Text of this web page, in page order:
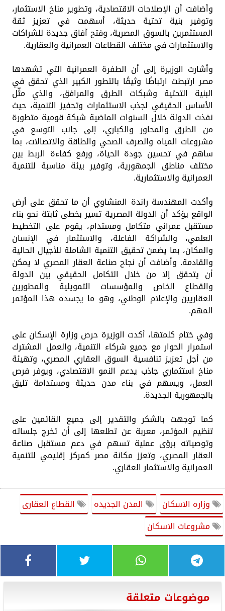
وأضافت أن الإصلاحات الاقتصادية، وتطوير مناخ الاستثمار،
وتوفير بنية تحتية حديثة، أسهمت في تعزيز ثقة
المستثمرين بالسوق المصرية، وفتح آفاق جديدة للشراكات
والاستثمارات في مختلف القطاعات العمرانية والعقارية.
وأشارت الوزيرة إلى أن الطفرة العمرانية التي تشهدها
مصر ارتبطت ارتباطًا وثيقًا بالتطور الكبير الذي تحقق في
البنية التحتية وشبكات الطرق والمرافق، والذي مثّل
الأساس الحقيقي لجذب الاستثمارات وتحفيز التنمية، حيث
نفذت الدولة خلال السنوات الماضية شبكة قومية متطورة
من الطرق والمحاور والكباري، إلى جانب التوسع في
مشروعات المياه والصرف الصحي والطاقة والاتصالات، بما
ساهم في تحسين جودة الحياة، ورفع كفاءة الربط بين
مختلف مناطق الجمهورية، وتوفير بيئة مناسبة للتنمية
العمرانية والاستثمارية.
وأكدت المهندسة راندة المنشاوي أن ما تحقق على أرض
الواقع يؤكد أن الدولة المصرية تسير بخطى ثابتة نحو بناء
مستقبل عمراني متكامل ومستدام، يقوم على التخطيط
العلمي، والشراكة الفاعلة، والاستثمار في الإنسان
والمكان، بما يضمن تحقيق التنمية الشاملة للأجيال الحالية
والقادمة. وأضافت أن نجاح صناعة العقار المصري لا يمكن
أن يتحقق إلا من خلال التكامل الحقيقي بين الدولة
والقطاع الخاص والمؤسسات التمويلية والمطورين
العقاريين والإعلام الوطني، وهو ما يجسده هذا المؤتمر
المهم.
وفي ختام كلمتها، أكدت الوزيرة حرص وزارة الإسكان على
استمرار الحوار مع جميع شركاء التنمية، والعمل المشترك
من أجل تعزيز تنافسية السوق العقاري المصري، وتهيئة
مناخ استثماري جاذب يدعم النمو الاقتصادي، ويوفر فرص
العمل، ويسهم في بناء مدن حديثة ومستدامة تليق
بالجمهورية الجديدة.
كما توجهت بالشكر والتقدير إلى جميع القائمين على
تنظيم المؤتمر، معربة عن تطلعها إلى أن تخرج جلساته
وتوصياته برؤى عملية تسهم في دعم مستقبل صناعة
العقار المصري، وتعزز مكانة مصر كمركز إقليمي للتنمية
العمرانية والاستثمار العقاري.
وزاره الاسكان المدن الجديده
القطاع العقارى
مشروعات الاسكان
موضوعات متعلقة